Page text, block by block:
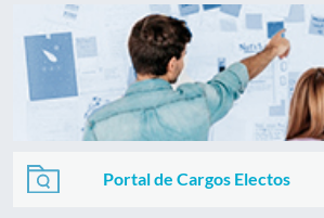
Portal de Cargos Electos